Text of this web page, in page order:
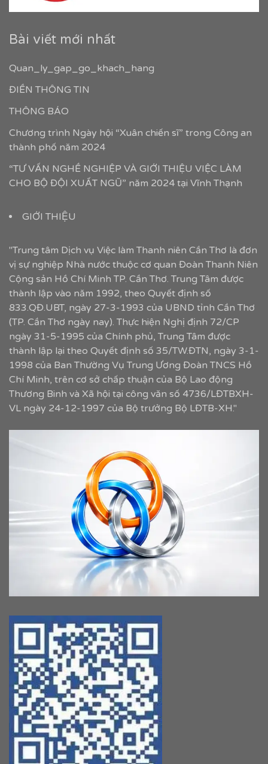
Bài viết mới nhất
Quan_ly_gap_go_khach_hang
ĐIỀN THÔNG TIN
THÔNG BÁO
Chương trình Ngày hội “Xuân chiến sĩ” trong Công an
thành phố năm 2024
“TƯ VẤN NGHỀ NGHIỆP VÀ GIỚI THIỆU VIỆC LÀM
CHO BỘ ĐỘI XUẤT NGŨ” năm 2024 tại Vĩnh Thạnh
GIỚI THIỆU
"Trung tâm Dịch vụ Việc làm Thanh niên Cần Thơ là đơn
vị sự nghiệp Nhà nước thuộc cơ quan Đoàn Thanh Niên
Cộng sản Hồ Chí Minh TP. Cần Thơ. Trung Tâm được
thành lập vào năm 1992, theo Quyết định số
833.QĐ.UBT, ngày 27-3-1993 của UBND tỉnh Cần Thơ
(TP. Cần Thơ ngày nay). Thực hiện Nghị định 72/CP
ngày 31-5-1995 của Chính phủ, Trung Tâm được
thành lập lại theo Quyết định số 35/TW.ĐTN, ngày 3-1-
1998 của Ban Thường Vụ Trung Ương Đoàn TNCS Hồ
Chí Minh, trên cơ sở chấp thuận của Bộ Lao động
Thương Binh và Xã hội tại công văn số 4736/LĐTBXH-
VL ngày 24-12-1997 của Bộ trưởng Bộ LĐTB-XH."